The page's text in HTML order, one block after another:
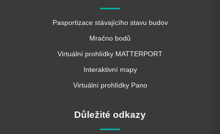
Pasportizace stávajícího stavu budov
Mračno bodů
Virtuální prohlídky MATTERPORT
Interaktivní mapy
Virtuální prohlídky Pano
Důležité odkazy